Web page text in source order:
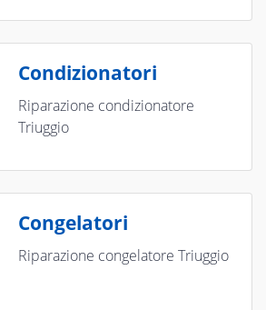
Condizionatori
Riparazione condizionatore
Triuggio
Congelatori
Riparazione congelatore Triuggio